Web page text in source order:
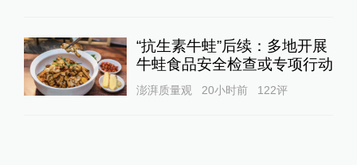
“抗生素牛蛙”后续：多地开展
牛蛙食品安全检查或专项行动
澎湃质量观 20小时前 122评